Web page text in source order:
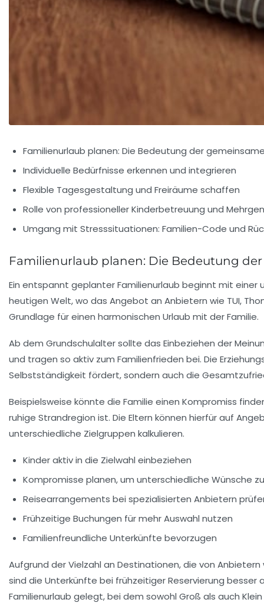
Familienurlaub planen: Die Bedeutung der
Individuelle Bedürfnisse erkennen und integrieren
Flexible Tagesgestaltung und Freiräume schaffen
Rolle von professioneller Kinderbetreuung und
Umgang mit Stresssituationen: Familien-Code und
Familienurlaub planen: Die Bedeutung
Ein entspannt geplanter Familienurlaub beginnt mit
heutigen Welt, wo das Angebot an Anbietern wie TUI,
Grundlage für einen harmonischen Urlaub mit der Familie.
Ab dem Grundschulalter sollte das Einbeziehen der
und tragen so aktiv zum Familienfrieden bei. Die
Selbstständigkeit fördert, sondern auch die
Beispielsweise könnte die Familie einen Kompromiss
ruhige Strandregion ist. Die Eltern können hierfür auf
unterschiedliche Zielgruppen kalkulieren.
Kinder aktiv in die Zielwahl einbeziehen
Kompromisse planen, um unterschiedliche Wünsche
Reisearrangements bei spezialisierten Anbietern
Frühzeitige Buchungen für mehr Auswahl nutzen
Familienfreundliche Unterkünfte bevorzugen
Aufgrund der Vielzahl an Destinationen, die von
sind die Unterkünfte bei frühzeitiger Reservierung
Familienurlaub gelegt, bei dem sowohl Groß als auch